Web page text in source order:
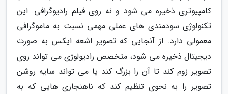
کامپیوتری ذخیره می شود و نه روی فیلم رادیوگرافی. این
تکنولوژی سودمندی های عملی مهمی نسبت به ماموگرافی
معمولی دارد. از آنجایی که تصویر اشعه ایکس به صورت
دیجیتال ذخیره می شود، متخصص رادیولوژی می تواند روی
تصویر زوم کند تا آن را بزرگ کند یا می تواند سایه روشن
تصویر را به نحوی تنظیم کند که ناهنجاری هایی که به